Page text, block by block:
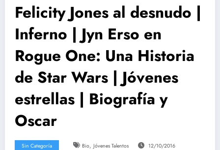
Felicity Jones al desnudo |
Inferno | Jyn Erso en
Rogue One: Una Historia
de Star Wars | Jóvenes
estrellas | Biografía y
Oscar
Sin Categoría Bio, Jóvenes Talentos 12/10/2016